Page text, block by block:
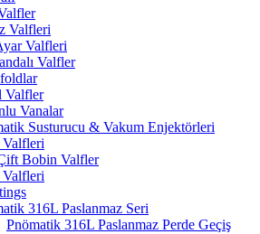
Valfleri
Valfleri
Valfler
Valfler
Vanalar
Susturucu & Vakum Enjektörleri
Valfleri
Bobin Valfler
Valfleri
316L Paslanmaz Seri
Pnömatik 316L Paslanmaz Perde Geçiş